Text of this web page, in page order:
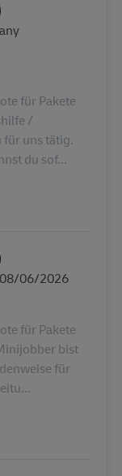
für Pakete
/
für uns tätig.
du sof...
Date
08/06/2026
für Pakete
bist
für